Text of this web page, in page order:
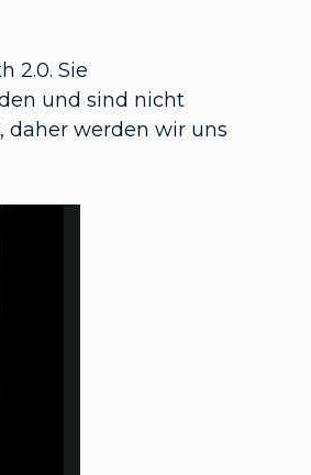
2.0. Sie
und sind nicht
daher werden wir uns